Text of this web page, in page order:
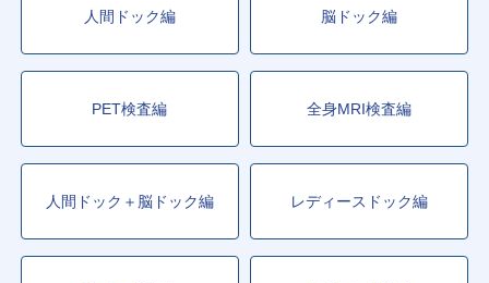
人間ドック編 脳ドック編
PET検査編 全身MRI検査編
人間ドック＋脳ドック編 レディースドック編